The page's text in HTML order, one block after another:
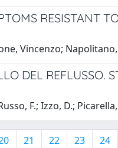
RESISTANT
Vincenzo;
DEL REFLUSSO.
F.; Izzo, D.; Picarella,
21 22 23 24